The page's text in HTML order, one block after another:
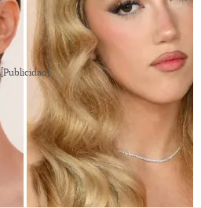
[Publicidad]